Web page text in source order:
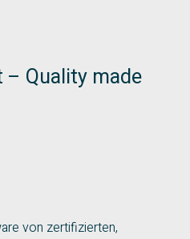
Quality made
von zertifizierten,